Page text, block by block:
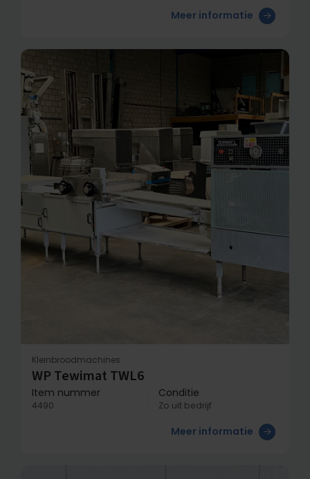
Meer informatie
Kleinbroodmachines
WP Tewimat TWL6
Item nummer
4490
Conditie
Zo uit bedrijf
Meer informatie